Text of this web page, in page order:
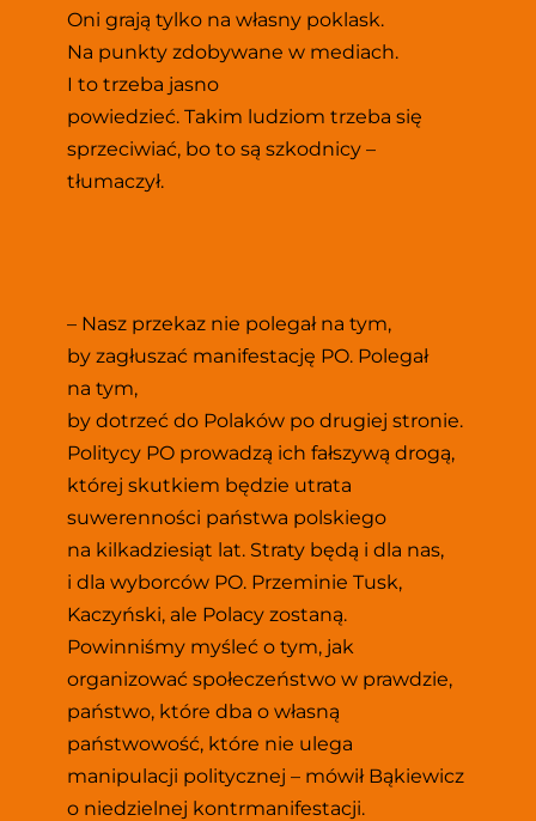
Oni grają tylko na własny poklask.
Na punkty zdobywane w mediach.
I to trzeba jasno
powiedzieć. Takim ludziom trzeba się
sprzeciwiać, bo to są szkodnicy –
tłumaczył.
– Nasz przekaz nie polegał na tym,
by zagłuszać manifestację PO. Polegał
na tym,
by dotrzeć do Polaków po drugiej stronie.
Politycy PO prowadzą ich fałszywą drogą,
której skutkiem będzie utrata
suwerenności państwa polskiego
na kilkadziesiąt lat. Straty będą i dla nas,
i dla wyborców PO. Przeminie Tusk,
Kaczyński, ale Polacy zostaną.
Powinniśmy myśleć o tym, jak
organizować społeczeństwo w prawdzie,
państwo, które dba o własną
państwowość, które nie ulega
manipulacji politycznej – mówił Bąkiewicz
o niedzielnej kontrmanifestacji.